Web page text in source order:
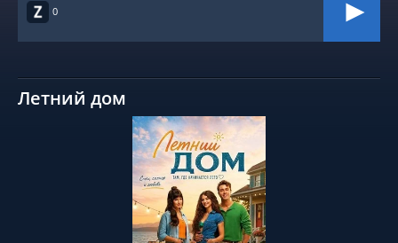
0
Летний дом
СМОТРЕТЬ ОНЛАЙН